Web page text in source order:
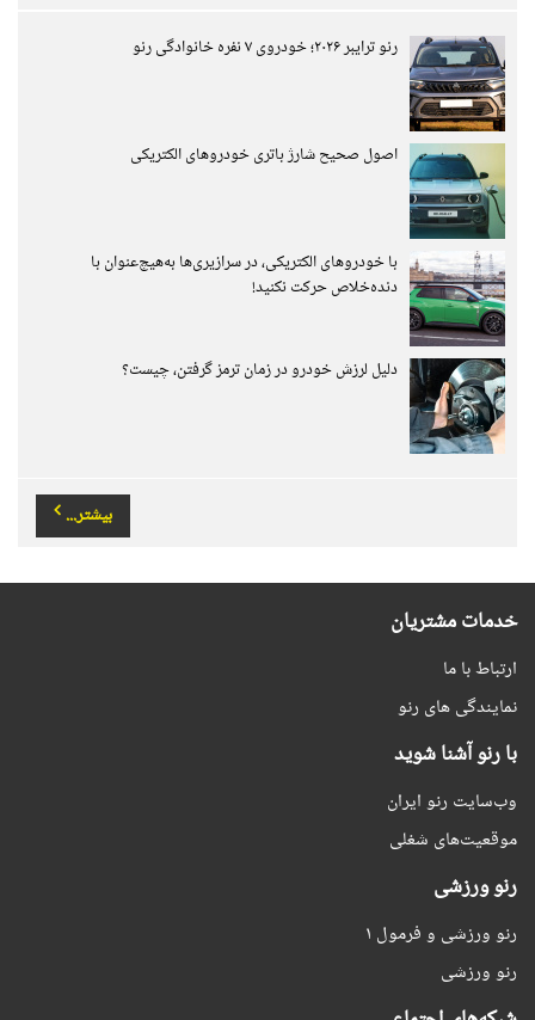
رنو ترایبر ۲۰۲۶؛ خودروی ۷ نفره خانوادگی رنو
اصول صحیح شارژ باتری خودروهای الکتریکی
با خودروهای الکتریکی، در سرازیری‌ها به‌هیچ‌عنوان با
دنده‌خلاص حرکت نکنید!
دلیل لرزش خودرو در زمان ترمز گرفتن، چیست؟
بیشتر...
خدمات مشتریان
ارتباط با ما
نمایندگی های رنو
با رنو آشنا شوید
وب‌سایت رنو ایران
موقعیت‌های شغلی
رنو ورزشی
رنو ورزشی و فرمول ۱
رنو ورزشی